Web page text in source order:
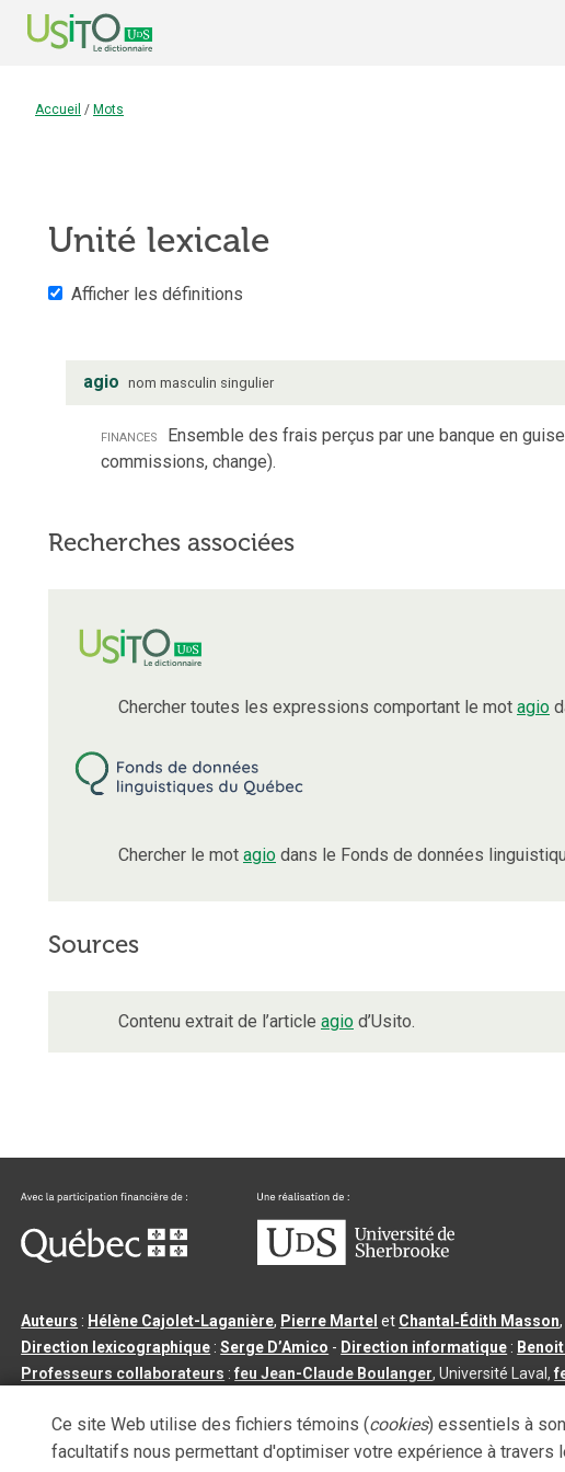
Accueil / Mots
Unité lexicale
Afficher les définitions
agio nom masculin singulier
finances Ensemble des frais perçus par une banque en
commissions, change).
Recherches associées
Chercher toutes les expressions comportant le mot agio
Chercher le mot agio dans le Fonds de données
Sources
Contenu extrait de l’article agio d’Usito.
Auteurs : Hélène Cajolet-Laganière, Pierre Martel et Chantal‑Édith Masson
Direction lexicographique :Serge D’Amico - Direction informatique :
Professeurs collaborateurs :feu Jean-Claude Boulanger, Université Laval,
Tous droits réservés©Université de Sherbrooke |3.2.2- Dernière mise à jour
Ce site Web utilise des fichiers témoins (cookies) essentiels à
facultatifs nous permettant d'optimiser votre expérience à travers